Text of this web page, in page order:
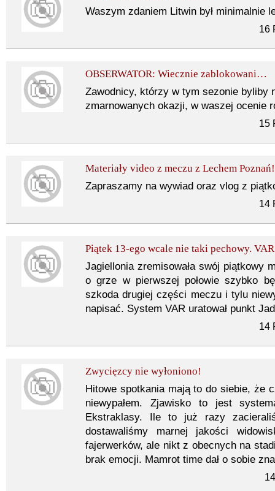
Waszym zdaniem Litwin był minimalnie
16
OBSERWATOR: Wiecznie zablokowani…
Zawodnicy, którzy w tym sezonie byliby
zmarnowanych okazji, w waszej ocenie
15
Materiały video z meczu z Lechem Poznań!
Zapraszamy na wywiad oraz vlog z
14
Piątek 13-ego wcale nie taki pechowy.
Jagiellonia zremisowała swój piątkowy
o grze w pierwszej połowie szybko
szkoda drugiej części meczu i tylu
napisać. System VAR uratował punkt
14
Zwycięzcy nie wyłoniono!
Hitowe spotkania mają to do siebie, że
niewypałem. Zjawisko to jest
Ekstraklasy. Ile to już razy
dostawaliśmy marnej jakości
fajerwerków, ale nikt z obecnych na
brak emocji. Mamrot time dał o sobie